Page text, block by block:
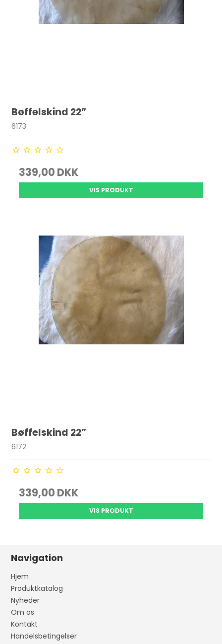
Bøffelskind 22”
6173
339,00 DKK
VIS PRODUKT
Bøffelskind 22”
6172
339,00 DKK
VIS PRODUKT
Navigation
Hjem
Produktkatalog
Nyheder
Om os
Kontakt
Handelsbetingelser